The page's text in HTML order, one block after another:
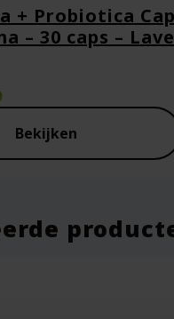
+ Probiotica
– 30 caps –
Bekijken